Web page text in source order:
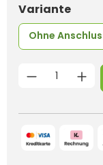
Variante
Ohne
Produkt